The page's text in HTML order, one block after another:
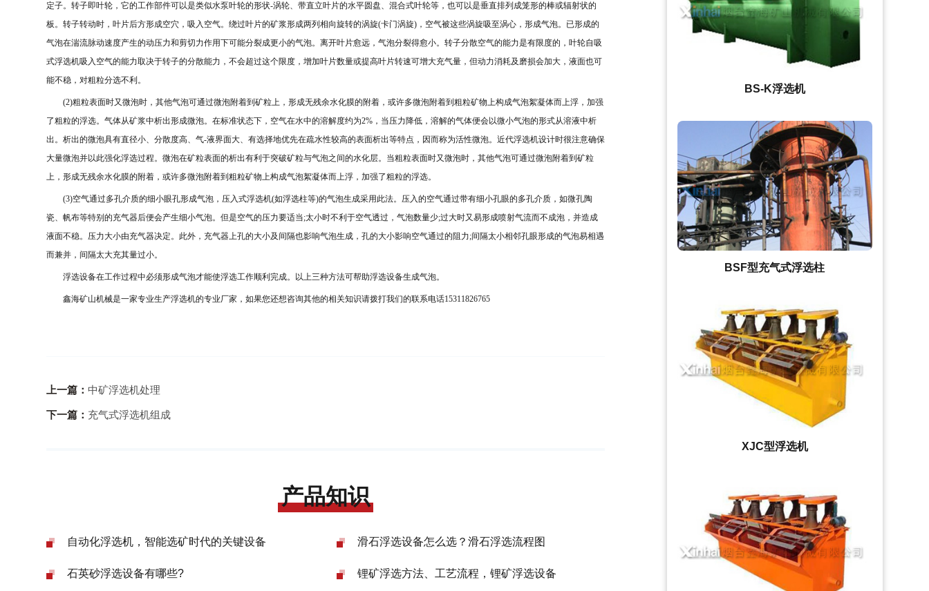
定子。转子即叶轮，它的工作部件可以是类似水泵叶轮的形状-涡轮、带直立叶片的水平圆盘、混合式叶轮等，也可以是垂直排列成笼形的棒或辐射状的
板。转子转动时，叶片后方形成空穴，吸入空气。绕过叶片的矿浆形成两列相向旋转的涡旋(卡门涡旋) ，空气被这些涡旋吸至涡心，形成气泡。已形成的
气泡在湍流脉动速度产生的动压力和剪切力作用下可能分裂成更小的气泡。离开叶片愈远，气泡分裂得愈小。转子分散空气的能力是有限度的，叶轮自吸
式浮选机吸入空气的能力取决于转子的分散能力，不会超过这个限度，增加叶片数量或提高叶片转速可增大充气量，但动力消耗及磨损会加大，液面也可
能不稳，对粗粒分选不利。
(2)粗粒表面时又微泡时，其他气泡可通过微泡附着到矿粒上，形成无残余水化膜的附着，或许多微泡附着到粗粒矿物上构成气泡絮凝体而上浮，加强
了粗粒的浮选。气体从矿浆中析出形成微泡。在标准状态下，空气在水中的溶解度约为2% ，当压力降低，溶解的气体便会以微小气泡的形式从溶液中析
出。析出的微泡具有直径小、分散度高、气-液界面大、有选择地优先在疏水性较高的表面析出等特点，因而称为活性微泡。近代浮选机设计时很注意确保
大量微泡并以此强化浮选过程。微泡在矿粒表面的析出有利于突破矿粒与气泡之间的水化层。当粗粒表面时又微泡时，其他气泡可通过微泡附着到矿粒
上，形成无残余水化膜的附着，或许多微泡附着到粗粒矿物上构成气泡絮凝体而上浮，加强了粗粒的浮选。
(3)空气通过多孔介质的细小眼孔形成气泡，压入式浮选机(如浮选柱等)的气泡生成采用此法。压入的空气通过带有细小孔眼的多孔介质，如微孔陶
瓷、帆布等特别的充气器后便会产生细小气泡。但是空气的压力要适当;太小时不利于空气透过，气泡数量少;过大时又易形成喷射气流而不成泡，并造成
液面不稳。压力大小由充气器决定。此外，充气器上孔的大小及间隔也影响气泡生成，孔的大小影响空气通过的阻力;间隔太小相邻孔眼形成的气泡易相遇
而兼并，间隔太大充其量过小。
浮选设备在工作过程中必须形成气泡才能使浮选工作顺利完成。以上三种方法可帮助浮选设备生成气泡。
鑫海矿山机械是一家专业生产浮选机的专业厂家，如果您还想咨询其他的相关知识请拨打我们的联系电话15311826765
上一篇：中矿浮选机处理
下一篇： 充气式浮选机组成
产品知识
自动化浮选机，智能选矿时代的关键设备 滑石浮选设备怎么选？滑石浮选流程图
石英砂浮选设备有哪些? 锂矿浮选方法、工艺流程，锂矿浮选设备
BS-K浮选机
BSF型充气式浮选柱
XJC型浮选机